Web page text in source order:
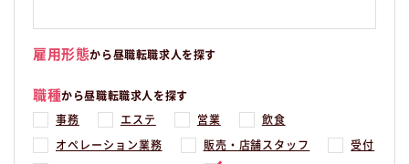
雇用形態から昼職転職求人を探す
職種から昼職転職求人を探す
事務 エステ 営業 飲食
オペレーション業務 販売・店舗スタッフ 受付